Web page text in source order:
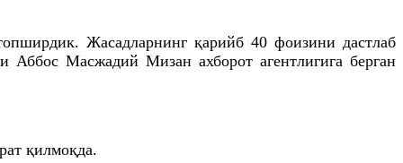
Жасадларнинг қарийб 40 фоизини дастлаб
Аббос Масжадий Мизан ахборот агентлигига берган
қилмоқда.